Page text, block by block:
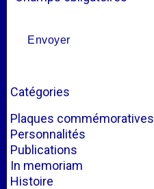
Catégories
Plaques commémoratives
Personnalités
Publications
In memoriam
Histoire